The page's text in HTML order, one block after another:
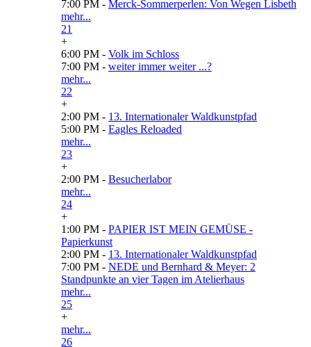
7:00 PM - Merck-Sommerperlen: Von Wegen Lisbeth
mehr...
21
+
6:00 PM - Volk im Schloss
7:00 PM - weiter immer weiter ...?
mehr...
22
+
2:00 PM - 13. Internationaler Waldkunstpfad
5:00 PM - Eagles Reloaded
mehr...
23
+
2:00 PM - Besucherlabor
mehr...
24
+
1:00 PM - PAPIER IST MEIN GEMÜSE -
Papierkunst
2:00 PM - 13. Internationaler Waldkunstpfad
7:00 PM - NEDE und Bernhard & Meyer: 2
Standpunkte an vier Tagen im Atelierhaus
mehr...
25
+
mehr...
26